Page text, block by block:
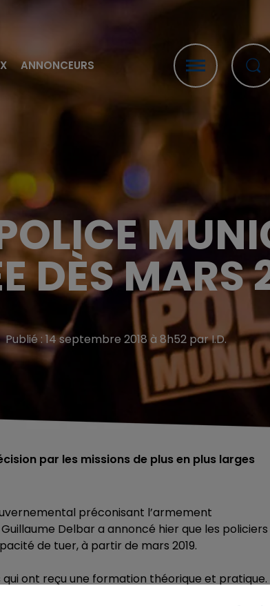
ANNONCEURS
DÈS MARS
Publié : 14 septembre 2018 à 8h52 par I.D.
par les missions de plus en plus larges
préconisant l’armement
Delbar a annoncé hier que les policiers
de tuer, à partir de mars 2019.
ont reçu une formation théorique et pratique.
équipés de pistolets de type 9 mm.